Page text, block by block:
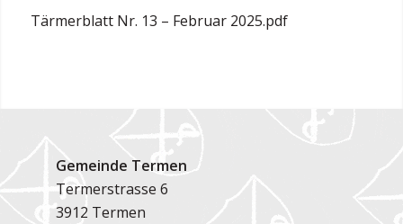
Tärmerblatt Nr. 13 – Februar 2025.pdf
Gemeinde Termen
Termerstrasse 6
3912 Termen